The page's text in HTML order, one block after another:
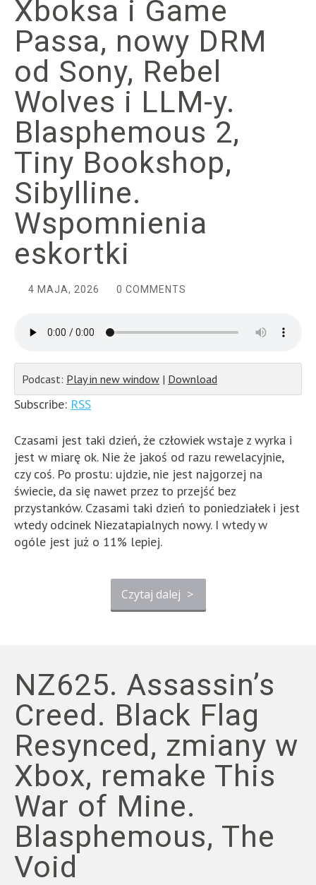
Xboksa i Game
Passa, nowy DRM
od Sony, Rebel
Wolves i LLM-y.
Blasphemous 2,
Tiny Bookshop,
Sibylline.
Wspomnienia
eskortki
4 MAJA, 2026 0 COMMENTS
Podcast: Play in new window | Download
Subscribe: RSS
Czasami jest taki dzień, że człowiek wstaje z wyrka i
jest w miarę ok. Nie że jakoś od razu rewelacyjnie,
czy coś. Po prostu: ujdzie, nie jest najgorzej na
świecie, da się nawet przez to przejść bez
przystanków. Czasami taki dzień to poniedziałek i jest
wtedy odcinek Niezatapialnych nowy. I wtedy w
ogóle jest już o 11% lepiej.
Czytaj dalej >
NZ625. Assassin’s
Creed. Black Flag
Resynced, zmiany w
Xbox, remake This
War of Mine.
Blasphemous, The
Void